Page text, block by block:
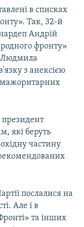
в списках
Так, 32-й
Андрій
фронту»
Людмила
з анексією
мажоритарних
президент
які беруть
частину
послалися на
Але і в
та інших